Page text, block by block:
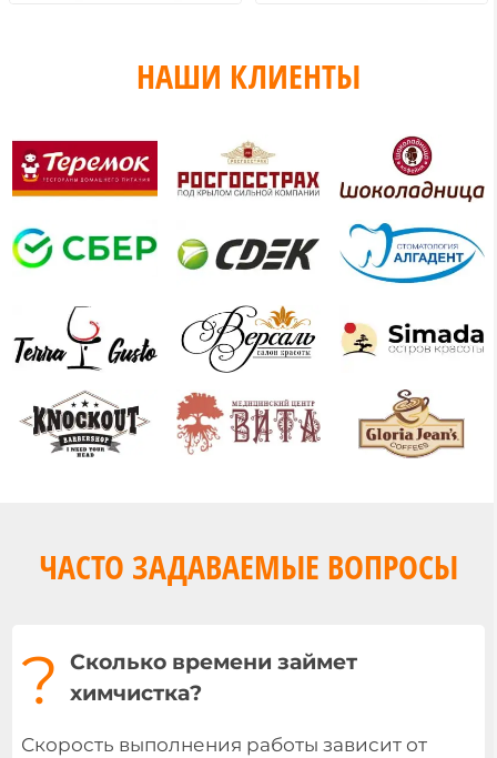
НАШИ КЛИЕНТЫ
ЧАСТО ЗАДАВАЕМЫЕ ВОПРОСЫ
?
Сколько времени займет
химчистка?
Скорость выполнения работы зависит от